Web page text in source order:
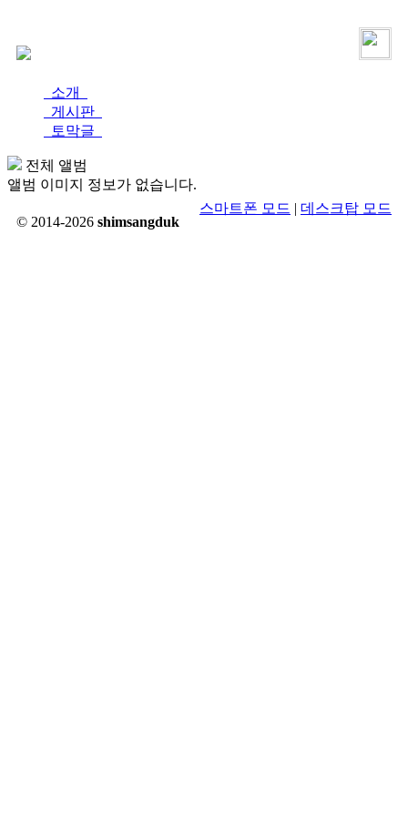
소개
게시판
토막글
전체 앨범
앨범 이미지 정보가 없습니다.
© 2014-2026 shimsangduk
스마트폰 모드 | 데스크탑 모드